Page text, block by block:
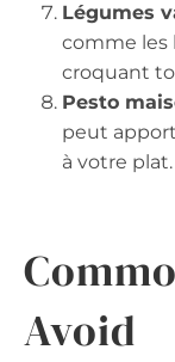
Légumes
comme les
croquant
Pesto
peut
à votre plat.
Avoid